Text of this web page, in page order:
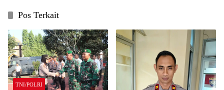
Pos Terkait
TNI/POLRI